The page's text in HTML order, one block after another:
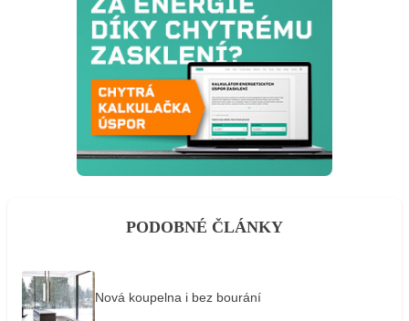
PODOBNÉ ČLÁNKY
Nová koupelna i bez bourání